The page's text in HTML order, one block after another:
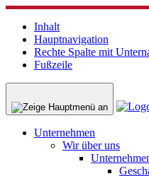
Inhalt
Hauptnavigation
Rechte Spalte mit
Fußzeile
Unternehmen
Wir über uns